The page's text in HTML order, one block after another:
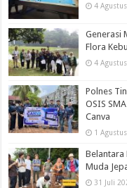
4
Generasi
Flora
4
Polnes
OSIS
Canva
1
Belantara
Muda
31 Juli